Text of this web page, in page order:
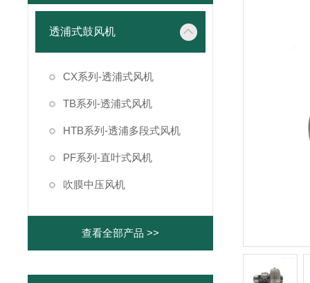
透浦式鼓风机
CX系列-透浦式风机
TB系列-透浦式风机
HTB系列-透浦多段式风机
PF系列-直叶式风机
吹膜中压风机
查看全部产品 >>